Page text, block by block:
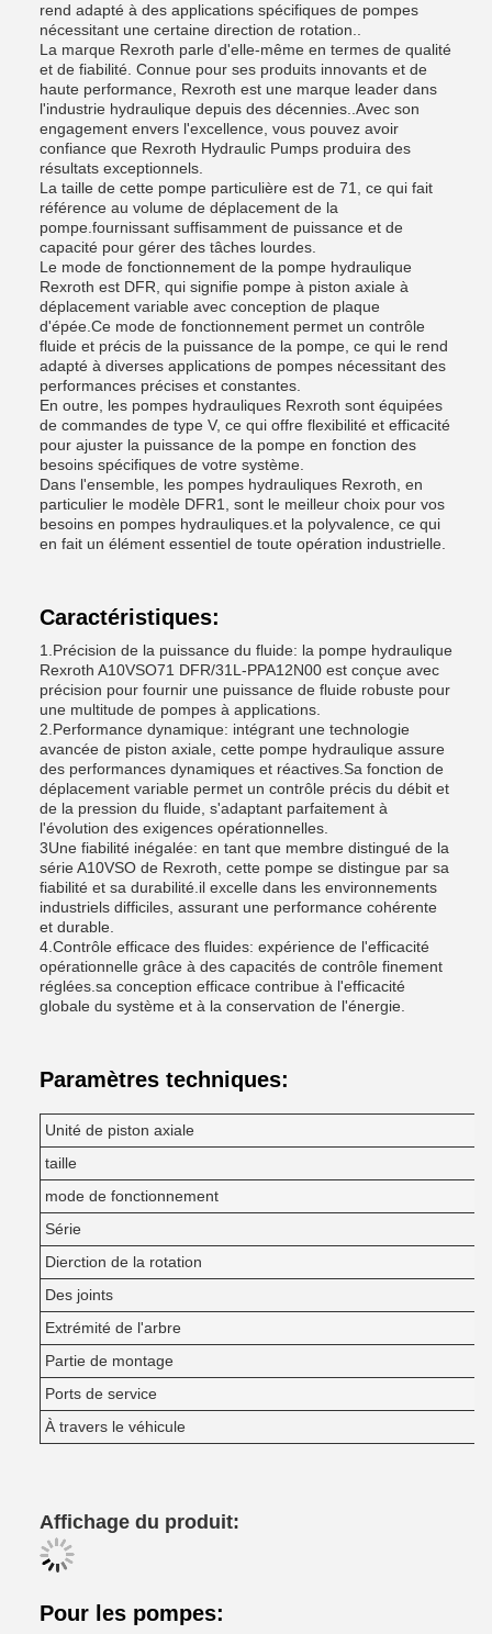
rend adapté à des applications spécifiques de pompes
nécessitant une certaine direction de rotation..
La marque Rexroth parle d'elle-même en termes de qualité
et de fiabilité. Connue pour ses produits innovants et de
haute performance, Rexroth est une marque leader dans
l'industrie hydraulique depuis des décennies..Avec son
engagement envers l'excellence, vous pouvez avoir
confiance que Rexroth Hydraulic Pumps produira des
résultats exceptionnels.
La taille de cette pompe particulière est de 71, ce qui fait
référence au volume de déplacement de la
pompe.fournissant suffisamment de puissance et de
capacité pour gérer des tâches lourdes.
Le mode de fonctionnement de la pompe hydraulique
Rexroth est DFR, qui signifie pompe à piston axiale à
déplacement variable avec conception de plaque
d'épée.Ce mode de fonctionnement permet un contrôle
fluide et précis de la puissance de la pompe, ce qui le rend
adapté à diverses applications de pompes nécessitant des
performances précises et constantes.
En outre, les pompes hydrauliques Rexroth sont équipées
de commandes de type V, ce qui offre flexibilité et efficacité
pour ajuster la puissance de la pompe en fonction des
besoins spécifiques de votre système.
Dans l'ensemble, les pompes hydrauliques Rexroth, en
particulier le modèle DFR1, sont le meilleur choix pour vos
besoins en pompes hydrauliques.et la polyvalence, ce qui
en fait un élément essentiel de toute opération industrielle.
Caractéristiques:
1.Précision de la puissance du fluide: la pompe hydraulique
Rexroth A10VSO71 DFR/31L-PPA12N00 est conçue avec
précision pour fournir une puissance de fluide robuste pour
une multitude de pompes à applications.
2.Performance dynamique: intégrant une technologie
avancée de piston axiale, cette pompe hydraulique assure
des performances dynamiques et réactives.Sa fonction de
déplacement variable permet un contrôle précis du débit et
de la pression du fluide, s'adaptant parfaitement à
l'évolution des exigences opérationnelles.
3Une fiabilité inégalée: en tant que membre distingué de la
série A10VSO de Rexroth, cette pompe se distingue par sa
fiabilité et sa durabilité.il excelle dans les environnements
industriels difficiles, assurant une performance cohérente
et durable.
4.Contrôle efficace des fluides: expérience de l'efficacité
opérationnelle grâce à des capacités de contrôle finement
réglées.sa conception efficace contribue à l'efficacité
globale du système et à la conservation de l'énergie.
Paramètres techniques:
Unité de piston axiale
taille
mode de fonctionnement
Série
Dierction de la rotation
Des joints
Extrémité de l'arbre
Partie de montage
Ports de service
À travers le véhicule
Affichage du produit:
Pour les pompes: